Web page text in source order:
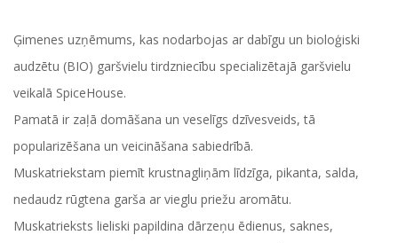
Ģimenes uzņēmums, kas nodarbojas ar dabīgu un bioloģiski
audzētu (BIO) garšvielu tirdzniecību specializētajā garšvielu
veikalā SpiceHouse.
Pamatā ir zaļā domāšana un veselīgs dzīvesveids, tā
popularizēšana un veicināšana sabiedrībā.
Muskatriekstam piemīt krustnagliņām līdzīga, pikanta, salda,
nedaudz rūgtena garša ar vieglu priežu aromātu.
Muskatrieksts lieliski papildina dārzeņu ēdienus, saknes,